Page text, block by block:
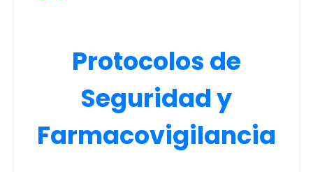
Protocolos de
Seguridad y
Farmacovigilancia